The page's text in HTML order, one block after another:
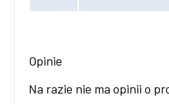
Opinie
Na razie nie ma opinii o